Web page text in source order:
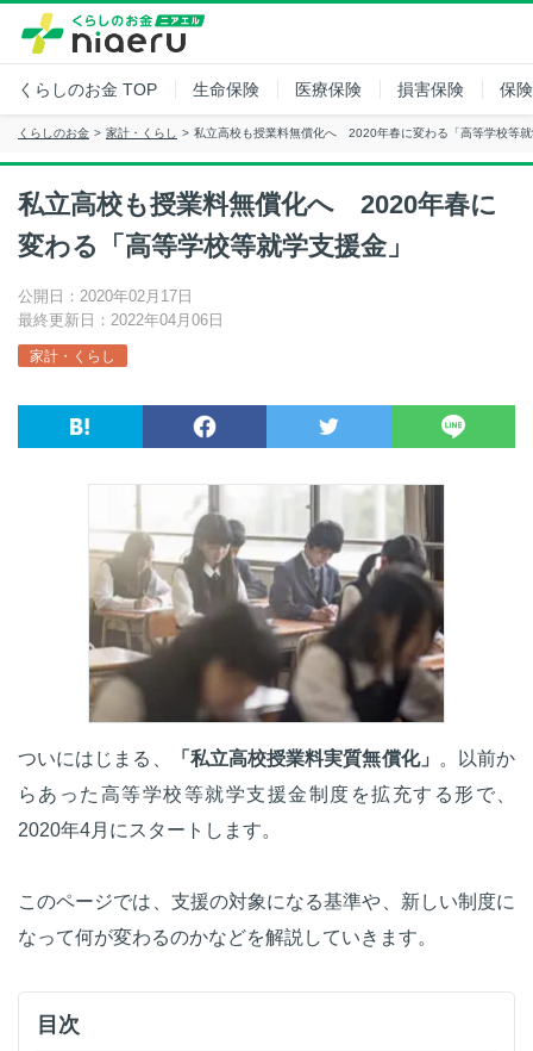
くらしのお金 TOP 生命保険 医療保険 損害保険 保
くらしのお金 家計・くらし 私立高校も授業料無償化へ 2020年春に変わる「高等学校等
私立高校も授業料無償化へ 2020年春に
変わる「高等学校等就学支援金」
公開日：2020年02月17日
最終更新日：2022年04月06日
家計・くらし
ついにはじまる、 「私立高校授業料実質無償化」
。以前か
らあった高等学校等就学支援金制度を拡充する形で、
2020年4月にスタートします。
このページでは、支援の対象になる基準や、新しい制度に
なって何が変わるのかなどを解説していきます。
目次